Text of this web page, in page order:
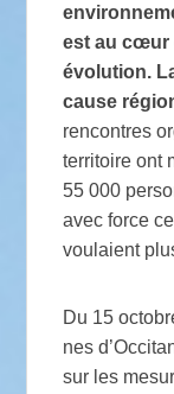
est au cœur
évolution.
cause
rencontres
territoire ont
55 000
avec force
voulaient
Du 15
nes
sur les